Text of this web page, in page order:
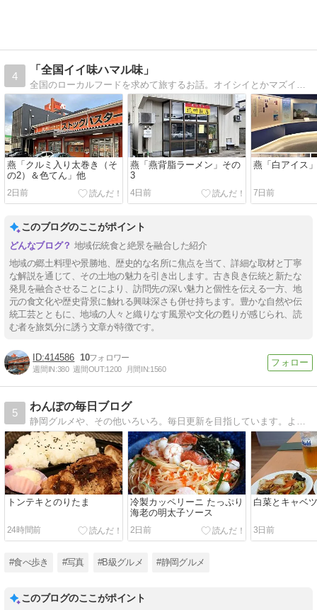
4
「全国イイ味ハマル味」
燕「クルミ入り太巻き（そ
の2）＆色てん」他
2日前
燕「燕背脂ラーメン」その
3
4日前
燕「白アイス
7日前
このブログのここがポイント
地域伝統食と絶景を融合した紹介
地域の郷土料理や景勝地、歴史的な名所に焦点を当て、詳細な取材と丁寧
な解説を通じて、その土地の魅力を引き出します。古き良き伝統と新たな
発見を融合させることにより、訪問先の深い魅力と個性を伝える一方、地
元の食文化や歴史背景に触れる興味深さも併せ持ちます。豊かな自然や伝
統工芸とともに、地域の人々と織りなす風景や文化の甦りが感じられ、読
む者を旅気分に誘う文章が特徴です。
414586 10
週間IN:380 週間OUT:1200 月間IN:1560
5
わんぽの毎日ブログ
静岡グルメや、その他いろいろ。毎日更新を目指しています。よろしければ、遊びに来てください。
トンテキとのりたま
24時間前
冷製カッペリーニ たっぷり
海老の明太子ソース
2日前
白菜とキャベツ
3日前
#食べ歩き #写真 #B級グルメ #静岡グルメ
このブログのここがポイント